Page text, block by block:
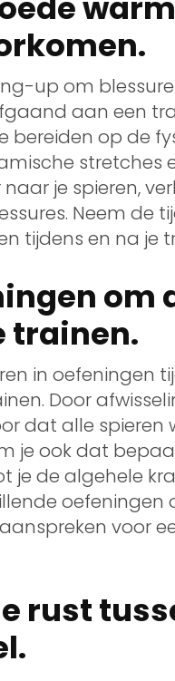
up om
aan een
bereiden op de
stretches
je spieren,
Neem de
tijdens en na je
om
trainen.
in oefeningen
Door
dat alle
je ook dat
je de algehele
oefeningen
voor
rust